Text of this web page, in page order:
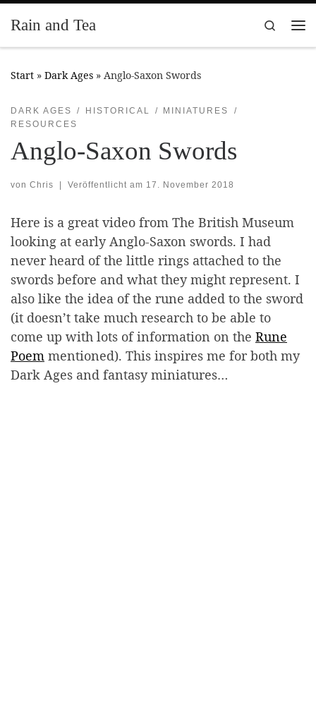
Zum Inhalt springen
Rain and Tea
Search
Start » Dark Ages » Anglo-Saxon Swords
DARK AGES HISTORICAL
MINIATURES
RESOURCES
Anglo-Saxon Swords
von Chris Veröffentlicht am 17. November 2018
Here is a great video from The British Museum
looking at early Anglo-Saxon swords. I had
never heard of the little rings attached to the
swords before and what they might represent. I
also like the idea of the rune added to the sword
(it doesn’t take much research to be able to
come up with lots of information on the Rune
Poem mentioned). This inspires me for both my
Dark Ages and fantasy miniatures…